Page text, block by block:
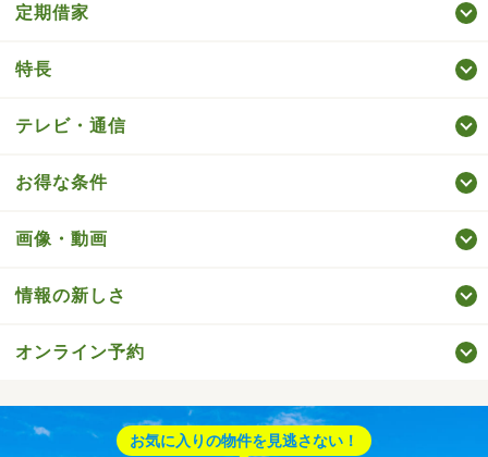
定期借家
特長
テレビ・通信
お得な条件
画像・動画
情報の新しさ
オンライン予約
お気に入りの物件を見逃さない！